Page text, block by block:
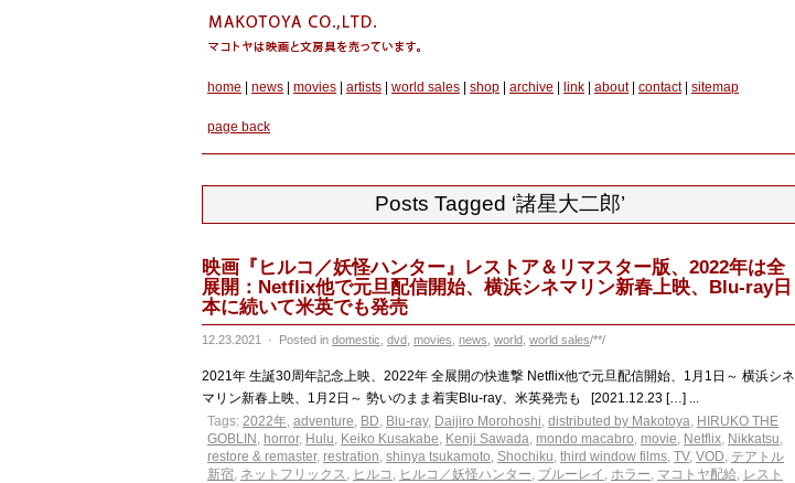
home news movies artists world sales shop archive link about| contact| sitemap
page back
Posts Tagged ‘諸星大二郎’
映画『ヒルコ／妖怪ハンター』レストア＆リマスター版、2022年は全
展開：Netflix他で元旦配信開始、横浜シネマリン新春上映、Blu-ray日
本に続いて米英でも発売
12.23.2021 · Posted in domestic dvd movies news world world sales/**/
2021年 生誕30周年記念上映、2022年 全展開の快進撃 Netflix他で元旦配信開始、1月1日～ 横浜シネ
マリン新春上映、1月2日～ 勢いのまま着実Blu-ray、米英発売も [2021.12.23 […] ...
Tags: 2022年, adventure, BD, Blu-ray, Daijiro Morohoshi, distributed by Makotoya, HIRUKO THE
GOBLIN , horror, Hulu, Keiko Kusakabe, Kenji Sawada, mondo macabro, movie, Netflix, Nikkatsu,
restore & remaster, restration, shinya tsukamoto, Shochiku, third window films, TV, VOD, テアトル
新宿, ネットフリックス, ヒルコ , ヒルコ／妖怪ハンター, ブルーレイ , ホラー, マコトヤ配給, レスト